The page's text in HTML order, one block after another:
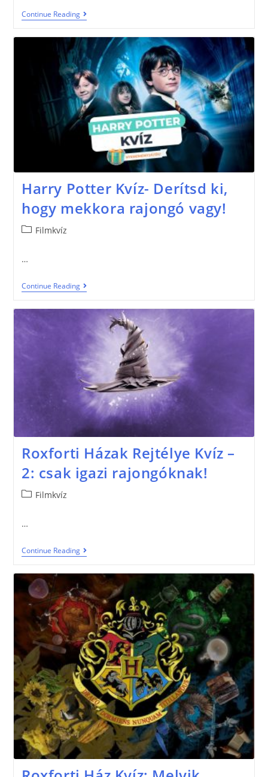
Continue Reading
Harry Potter Kvíz- Derítsd ki,
hogy mekkora rajongó vagy!
Filmkvíz
…
Continue Reading
Roxforti Házak Rejtélye Kvíz –
2: csak igazi rajongóknak!
Filmkvíz
…
Continue Reading